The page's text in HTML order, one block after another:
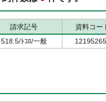
請求記号
資料コー
518.5/ﾄｺﾛ/一般